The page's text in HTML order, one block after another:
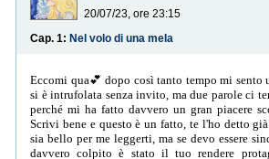
20/07/23, ore 23:15
Cap. 1: Nel volo di una mela
Eccomi qua💕 dopo così tanto tempo mi sento
si è intrufolata senza invito, ma due parole ci
perché mi ha fatto davvero un gran piacere
Scrivi bene e questo è un fatto, te l'ho detto
sia bello per me leggerti, ma se devo essere
davvero colpito è stato il tuo rendere